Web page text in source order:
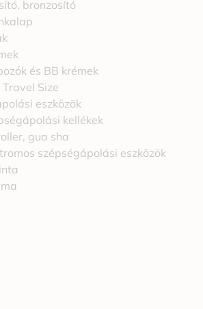
bronzosító
és BB krémek
Size
eszközök
kellékek
gua sha
szépségápolási eszközök